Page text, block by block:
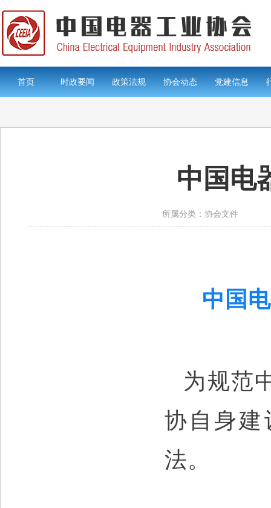
首页 时政要闻 政策法规 协会动态 党建信息
中国电
所属分类：协会文件
中国
为规范
协自身
法。